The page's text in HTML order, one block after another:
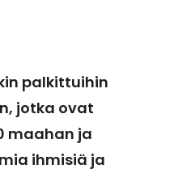
palkittuihin
jotka ovat
maahan ja
ihmisiä ja